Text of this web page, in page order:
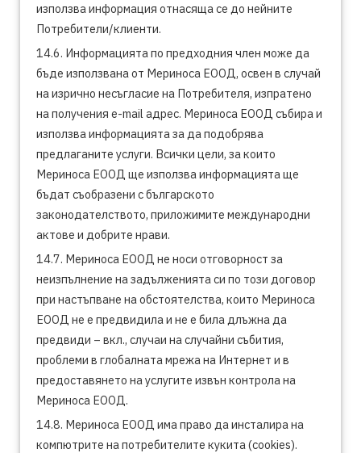
използва информация отнасяща се до нейните
Потребители/клиенти.
14.6. Информацията по предходния член може да
бъде използвана от Мериноса ЕООД, освен в случай
на изрично несъгласие на Потребителя, изпратено
на получения e-mail адрес. Мериноса ЕООД събира и
използва информацията за да подобрява
предлаганите услуги. Всички цели, за които
Мериноса ЕООД ще използва информацията ще
бъдат съобразени с българското
законодателството, приложимите международни
актове и добрите нрави.
14.7. Мериноса ЕООД не носи отговорност за
неизпълнение на задълженията си по този договор
при настъпване на обстоятелства, които Мериноса
ЕООД не е предвидила и не е била длъжна да
предвиди – вкл., случаи на случайни събития,
проблеми в глобалната мрежа на Интернет и в
предоставянето на услугите извън контрола на
Мериноса ЕООД.
14.8. Мериноса ЕООД има право да инсталира на
компютрите на потребителите кукита (cookies).